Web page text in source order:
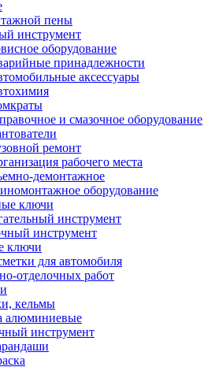
пены
инструмент
оборудование
принадлежности
аксессуары
и смазочное оборудование
ремонт
рабочего места
демонтажное
оборудование
ключи
инструмент
инструмент
ключи
для автомобиля
отделочных работ
кельмы
алюминиевые
инструмент